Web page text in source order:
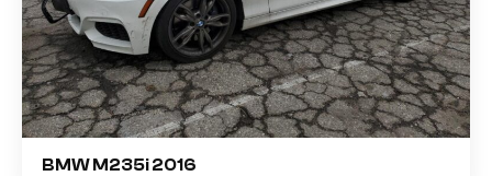
BMW M235i 2016